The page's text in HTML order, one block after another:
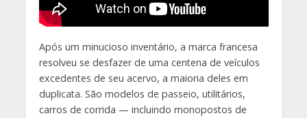
Após um minucioso inventário, a marca francesa
resolveu se desfazer de uma centena de veículos
excedentes de seu acervo, a maioria deles em
duplicata. São modelos de passeio, utilitários,
carros de corrida — incluindo monopostos de